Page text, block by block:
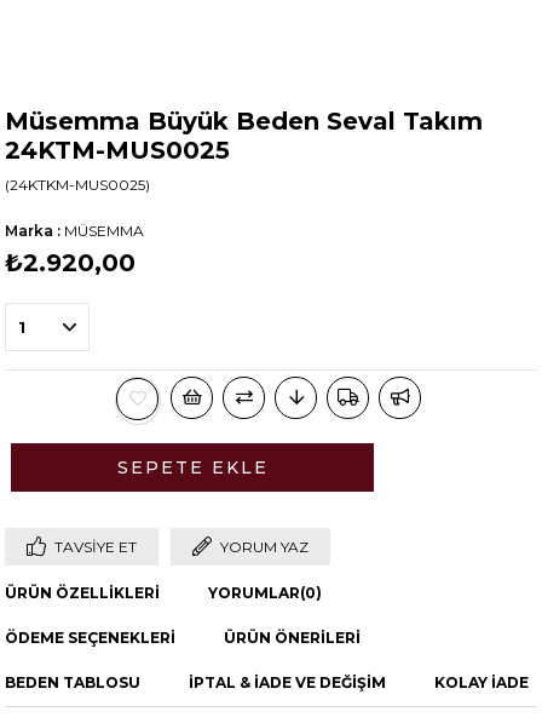
Müsemma Büyük Beden Seval Takım
24KTM-MUS0025
(24KTKM-MUS0025)
Marka : MÜSEMMA
₺2.920,00
TAVSIYE ET YORUM YAZ
ÜRÜN ÖZELLIKLERI YORUMLAR(0)
ÖDEME SEÇENEKLERI ÜRÜN ÖNERILERI
BEDEN TABLOSU İPTAL & İADE VE DEĞİŞİM KOLAY İADE